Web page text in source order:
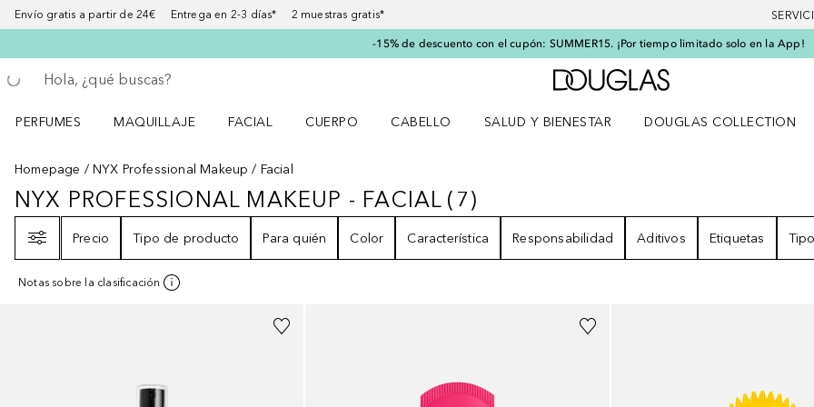
Envío gratis a partir de 24€ Entrega en 2-3 días* 2 muestras gratis*
-15% de descuento con el cupón: SUMMER15. ¡Por tiempo limitado solo en la App!
Regresar
Ejecutar búsqueda
A Douglas Home
PERFUMES
MAQUILLAJE
FACIAL
CUERPO
CABELLO
SALUD Y BIENESTAR
DOUGLAS COLLECTION
Homepage
NYX Professional Makeup Facial
NYX PROFESSIONAL MAKEUP - FACIAL7RESULTADOS
NYX PROFESSIONAL MAKEUP - FACIAL ( 7)
Precio
Tipo de producto Para quién Color Característica Responsabilidad Aditivos Etiquetas
Notas sobre la clasificación